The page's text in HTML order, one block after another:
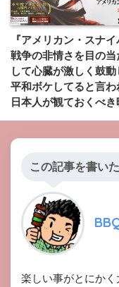
『アメリカン・スナイ
戦争の非情さを目の当
して心臓が激しく鼓動
平和ボケしてると言わ
日本人が観ておくべき
この記事を書い
楽しい事がとにか